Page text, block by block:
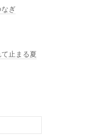
ぎ
止まる夏